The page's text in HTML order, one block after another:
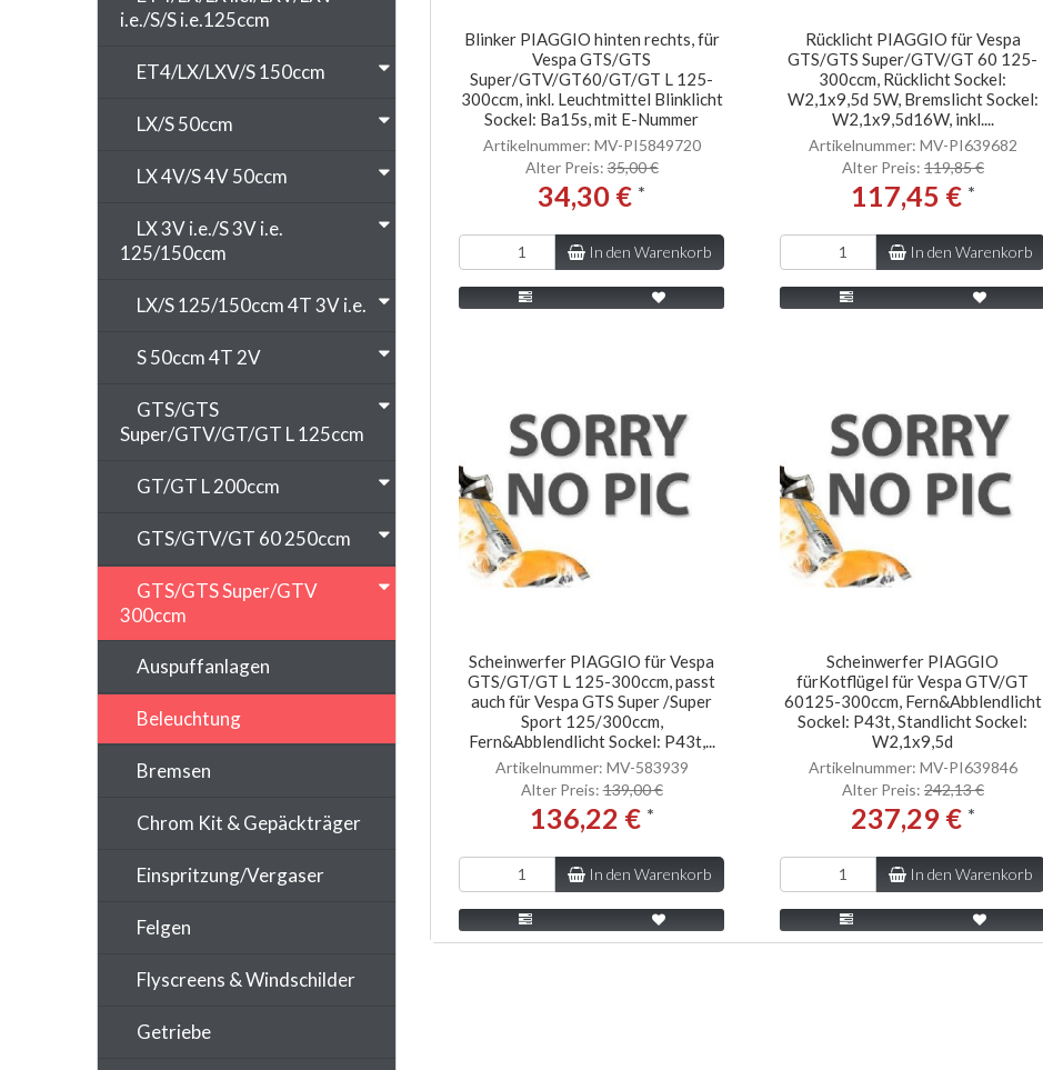
Blinker PIAGGIO hinten rechts, für
Vespa GTS/GTS
Super/GTV/GT60/GT/GT L 125-
300ccm, inkl. Leuchtmittel Blinklicht
Sockel: Ba15s, mit E-Nummer
Artikelnummer: MV-PI5849720
Alter Preis:35,00 €
34,30 € *
In den Warenkorb
Rücklicht PIAGGIO für Vespa
GTS/GTS Super/GTV/GT 60 125-
300ccm, Rücklicht Sockel:
W2,1x9,5d 5W, Bremslicht Sockel:
W2,1x9,5d16W, inkl....
Artikelnummer: MV-PI639682
Alter Preis: 119,85 €
117,45 € *
In den Warenkorb
Scheinwerfer PIAGGIO für Vespa
GTS/GT/GT L 125-300ccm, passt
auch für Vespa GTS Super /Super
Sport 125/300ccm,
Fern&Abblendlicht Sockel: P43t,...
Artikelnummer: MV-583939
Alter Preis:139,00 €
136,22 € *
In den Warenkorb
Scheinwerfer PIAGGIO
fürKotflügel für Vespa GTV/GT
60125-300ccm, Fern&Abblendlicht
Sockel: P43t, Standlicht Sockel:
W2,1x9,5d
Artikelnummer: MV-PI639846
Alter Preis: 242,13 €
237,29 € *
In den Warenkorb
i.e./S/S i.e.125ccm
ET4/LX/LXV/S 150ccm
LX/S 50ccm
LX 4V/S 4V 50ccm
LX 3V i.e./S 3V i.e.
125/150ccm
LX/S 125/150ccm 4T 3V i.e.
S 50ccm 4T 2V
GTS/GTS
Super/GTV/GT/GT L 125ccm
GT/GT L 200ccm
GTS/GTV/GT 60 250ccm
GTS/GTS Super/GTV
300ccm
Auspuffanlagen
Beleuchtung
Bremsen
Chrom Kit & Gepäckträger
Einspritzung/Vergaser
Felgen
Flyscreens & Windschilder
Getriebe